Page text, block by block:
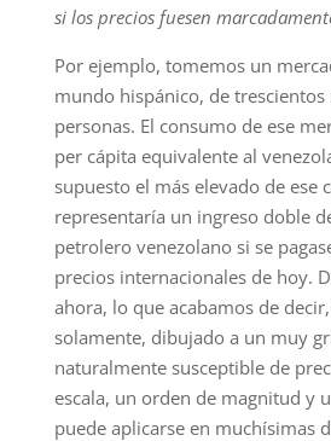
si los precios fuesen
Por ejemplo, tomemos un
mundo hispánico, de
personas. El consumo de ese
per cápita equivalente al
supuesto el más elevado de
representaría un ingreso doble
petrolero venezolano si se
precios internacionales de hoy.
ahora, lo que acabamos de
solamente, dibujado a un muy
naturalmente susceptible de
escala, un orden de magnitud y
puede aplicarse en muchísimas